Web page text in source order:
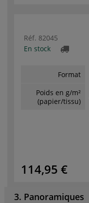
Réf. 82045
En stock
Format
Poids en g/m²
(papier/tissu)
114,95 €
3. Panoramiques